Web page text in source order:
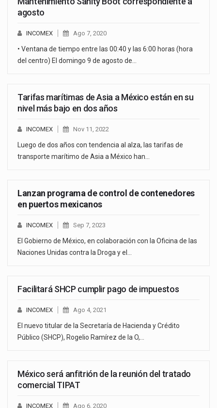
agosto
INCOMEX Ago 7, 2020
• Ventana de tiempo entre las 00:40 y las 6:00 horas (hora
del centro) El domingo 9 de agosto de…
Tarifas marítimas de Asia a México están en su
nivel más bajo en dos años
INCOMEX Nov 11, 2022
Luego de dos años con tendencia al alza, las tarifas de
transporte marítimo de Asia a México han…
Lanzan programa de control de contenedores
en puertos mexicanos
INCOMEX Sep 7, 2023
El Gobierno de México, en colaboración con la Oficina de las
Naciones Unidas contra la Droga y el…
Facilitará SHCP cumplir pago de impuestos
INCOMEX Ago 4, 2021
El nuevo titular de la Secretaría de Hacienda y Crédito
Público (SHCP), Rogelio Ramírez de la O,…
México será anfitrión de la reunión del tratado
comercial TIPAT
INCOMEX Ago 6, 2020